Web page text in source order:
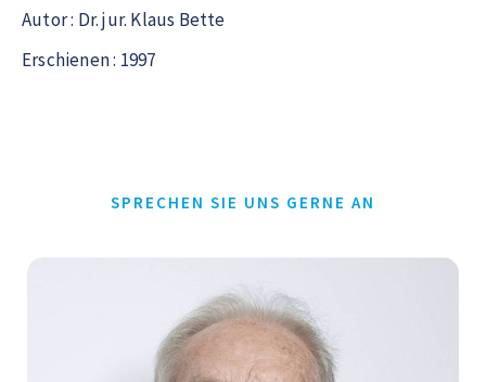
Autor : Dr. jur. Klaus Bette
Erschienen : 1997
SPRECHEN SIE UNS GERNE AN